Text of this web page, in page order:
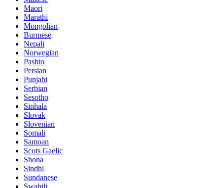
Maori
Marathi
Mongolian
Burmese
Nepali
Norwegian
Pashto
Persian
Punjabi
Serbian
Sesotho
Sinhala
Slovak
Slovenian
Somali
Samoan
Scots Gaelic
Shona
Sindhi
Sundanese
Swahili